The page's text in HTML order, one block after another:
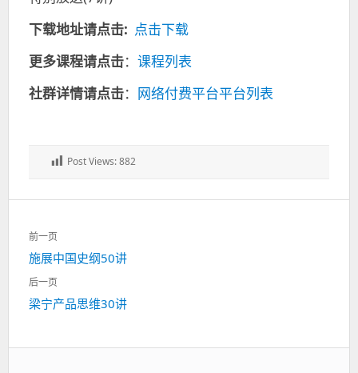
下载地址请点击: 点击下载
更多课程请点击： 课程列表
社群详情请点击： 网络付费平台平台列表
Post Views:882
文
章
导
航
前一页
上
一
施展中国史纲50讲
后一页
下
梁宁产品思维30讲